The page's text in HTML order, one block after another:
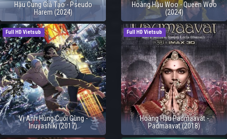
Hậu Cung Giả Tạo - Pseudo
Harem (2024)
Hoàng Hậu Woo - Queen Woo
(2024)
Full HD Vietsub
Vị Anh Hùng Cuối Cùng -
Inuyashiki (2017)
Full HD Vietsub
Hoàng Hậu Padmaavat -
Padmaavat (2018)